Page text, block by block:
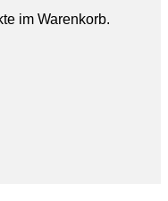
im Warenkorb.